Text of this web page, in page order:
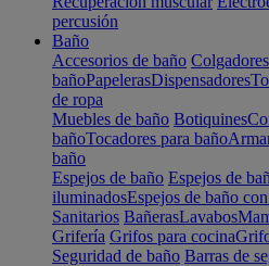
percusión
Baño
Accesorios de baño Colgadores
bañoPapelerasDispensadores
de ropa
Muebles de baño Botiquines
bañoTocadores para baño
baño
Espejos de baño Espejos de
iluminadosEspejos de baño
Sanitarios BañerasLavabos
Grifería Grifos para cocina
Seguridad de baño Barras de